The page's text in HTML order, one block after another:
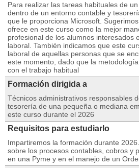
Para realizar las tareas habituales de
dentro de un entorno contable y
que le proporciona Microsoft.
ofrece en este curso como la mejor
profesional de los alumnos interesados
laboral. También indicamos que este
laboral de aquellas personas que se
este momento, dado que la
con el trabajo habitual
Formación dirigida a
Técnicos administrativos responsables
tesorería de una pequeña o mediana
este curso durante el 2026
Requisitos para estudiarlo
Impartiremos la formación durante
sobre los procesos contables, cobros y
en una Pyme y en el manejo de un